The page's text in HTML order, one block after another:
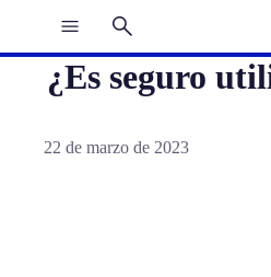
¿Es seguro
22 de marzo de 2023